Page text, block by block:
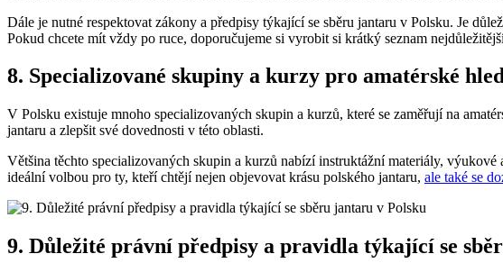
Dále je nutné respektovat zákony a předpisy týkající se sběru jantaru v Polsku. Je
Pokud chcete mít vždy po ruce, doporučujeme si vyrobit si krátký seznam
8. Specializované skupiny a kurzy pro amatérské
V Polsku existuje mnoho specializovaných skupin a kurzů, které se zaměřují na
jantaru a zlepšit své dovednosti v této oblasti.
Většina těchto specializovaných skupin a kurzů nabízí instruktážní materiály,
ideální volbou pro ty, kteří chtějí nejen objevovat krásu polského jantaru, ale také se
9. Důležité právní předpisy a pravidla týkající se